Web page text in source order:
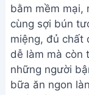
bằm mềm mại,
cùng sợi bún
miệng, đủ chất
dễ làm mà còn
những người
bữa ăn ngon